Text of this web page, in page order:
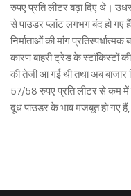
रुपए प्रति लीटर बढ़ा दिए थे।
से पाउडर प्लांट लगभग बंद हो गए
निर्माताओं की मांग
कारण बाहरी ट्रेड के स्टॉकिस्टों
की तेजी आ गई थी तथा अब बाजार
57/58 रुपए प्रति लीटर से कम में
दूध पाउडर के भाव मजबूत हो गए